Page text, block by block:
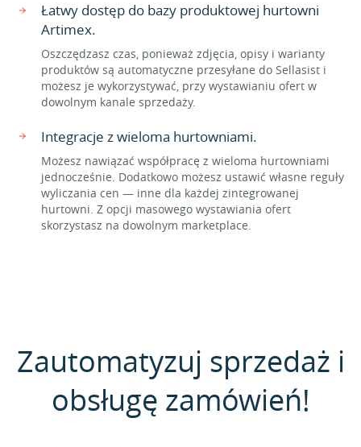
Łatwy dostęp do bazy produktowej hurtowni
Artimex.
Oszczędzasz czas, ponieważ zdjęcia, opisy i warianty
produktów są automatyczne przesyłane do Sellasist i
możesz je wykorzystywać, przy wystawianiu ofert w
dowolnym kanale sprzedaży.
Integracje z wieloma hurtowniami.
Możesz nawiązać współpracę z wieloma hurtowniami
jednocześnie. Dodatkowo możesz ustawić własne reguły
wyliczania cen — inne dla każdej zintegrowanej
hurtowni. Z opcji masowego wystawiania ofert
skorzystasz na dowolnym marketplace.
Zautomatyzuj sprzedaż i
obsługę zamówień!